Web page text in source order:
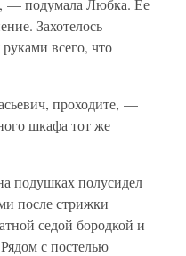
— подумала Любка. Ее
Захотелось
всего, что
проходите, —
шкафа тот же
подушках полусидел
после стрижки
седой бородкой и
с постелью